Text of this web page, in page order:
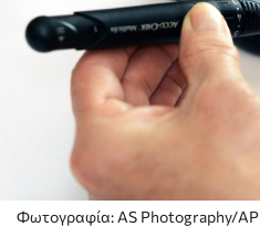
Φωτογραφία: AS Photography/ΑP